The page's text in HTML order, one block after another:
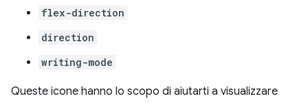
flex-direction
direction
writing-mode
Queste icone hanno lo scopo di aiutarti a visualizzare